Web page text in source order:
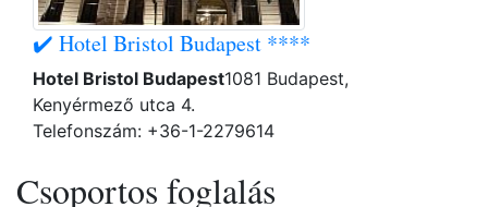
✔️ Hotel Bristol Budapest ****
Hotel Bristol Budapest1081 Budapest,
Kenyérmező utca 4.
Telefonszám: +36-1-2279614
Csoportos foglalás